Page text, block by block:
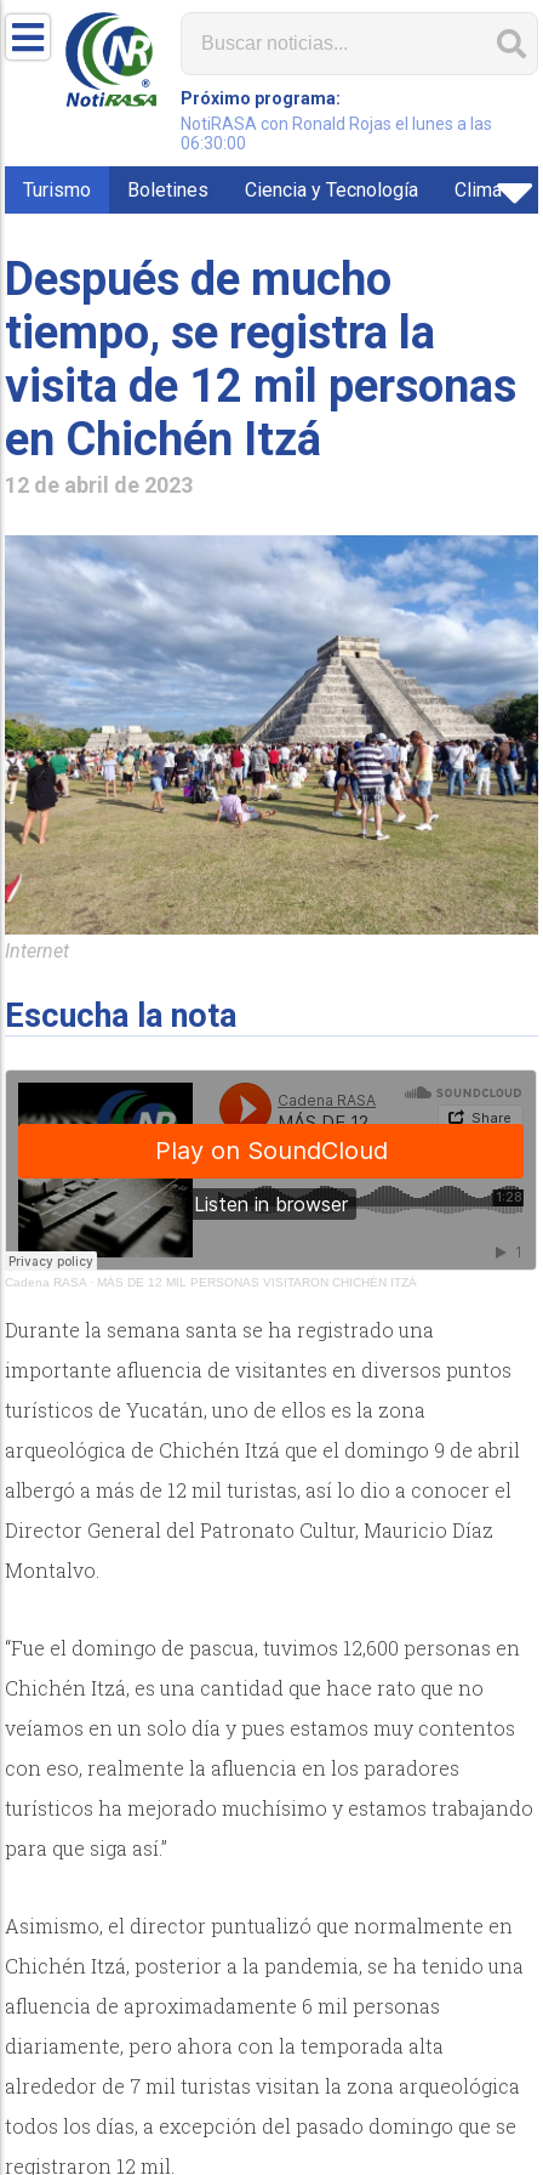
Próximo programa:
NotiRASA con Ronald Rojas el lunes a las
06:30:00
Turismo Boletines Ciencia y Tecnología Clima
Después de mucho
tiempo, se registra la
visita de 12 mil personas
en Chichén Itzá
12 de abril de 2023
Internet
Escucha la nota
Cadena RASA · MÁS DE 12 MIL PERSONAS VISITARON CHICHÉN ITZÁ
Durante la semana santa se ha registrado una
importante afluencia de visitantes en diversos puntos
turísticos de Yucatán, uno de ellos es la zona
arqueológica de Chichén Itzá que el domingo 9 de abril
albergó a más de 12 mil turistas, así lo dio a conocer el
Director General del Patronato Cultur, Mauricio Díaz
Montalvo.
“Fue el domingo de pascua, tuvimos 12,600 personas en
Chichén Itzá, es una cantidad que hace rato que no
veíamos en un solo día y pues estamos muy contentos
con eso, realmente la afluencia en los paradores
turísticos ha mejorado muchísimo y estamos trabajando
para que siga así.”
Asimismo, el director puntualizó que normalmente en
Chichén Itzá, posterior a la pandemia, se ha tenido una
afluencia de aproximadamente 6 mil personas
diariamente, pero ahora con la temporada alta
alrededor de 7 mil turistas visitan la zona arqueológica
todos los días, a excepción del pasado domingo que se
registraron 12 mil.